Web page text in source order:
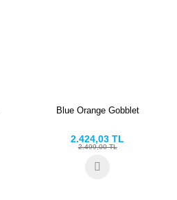
Blue Orange Gobblet
2.424,03 TL
2.499,00 TL